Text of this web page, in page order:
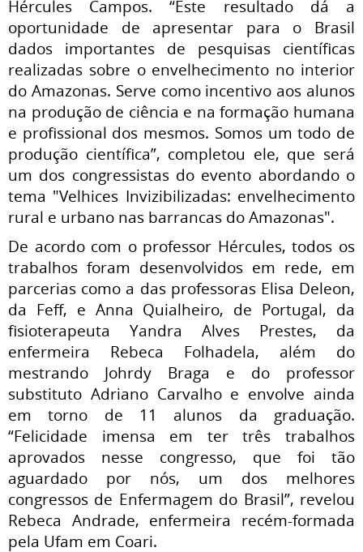
Hércules Campos. “Este resultado dá a
oportunidade de apresentar para o Brasil
dados importantes de pesquisas científicas
realizadas sobre o envelhecimento no interior
do Amazonas. Serve como incentivo aos alunos
na produção de ciência e na formação humana
e profissional dos mesmos. Somos um todo de
produção científica”, completou ele, que será
um dos congressistas do evento abordando o
tema "Velhices Invizibilizadas: envelhecimento
rural e urbano nas barrancas do Amazonas".
De acordo com o professor Hércules, todos os
trabalhos foram desenvolvidos em rede, em
parcerias como a das professoras Elisa Deleon,
da Feff, e Anna Quialheiro, de Portugal, da
fisioterapeuta Yandra Alves Prestes, da
enfermeira Rebeca Folhadela, além do
mestrando Johrdy Braga e do professor
substituto Adriano Carvalho e envolve ainda
em torno de 11 alunos da graduação.
“Felicidade imensa em ter três trabalhos
aprovados nesse congresso, que foi tão
aguardado por nós, um dos melhores
congressos de Enfermagem do Brasil”, revelou
Rebeca Andrade, enfermeira recém-formada
pela Ufam em Coari.